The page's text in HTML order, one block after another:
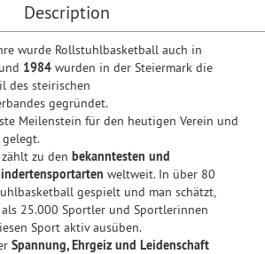
Description
wurde Rollstuhlbasketball auch in
1984 wurden in der Steiermark die
des steirischen
gegründet.
Meilenstein für den heutigen Verein und
gelegt.
zu den bekanntesten und
weltweit. In über 80
gespielt und man schätzt,
25.000 Sportler und Sportlerinnen
Sport aktiv ausüben.
Spannung, Ehrgeiz und Leidenschaft